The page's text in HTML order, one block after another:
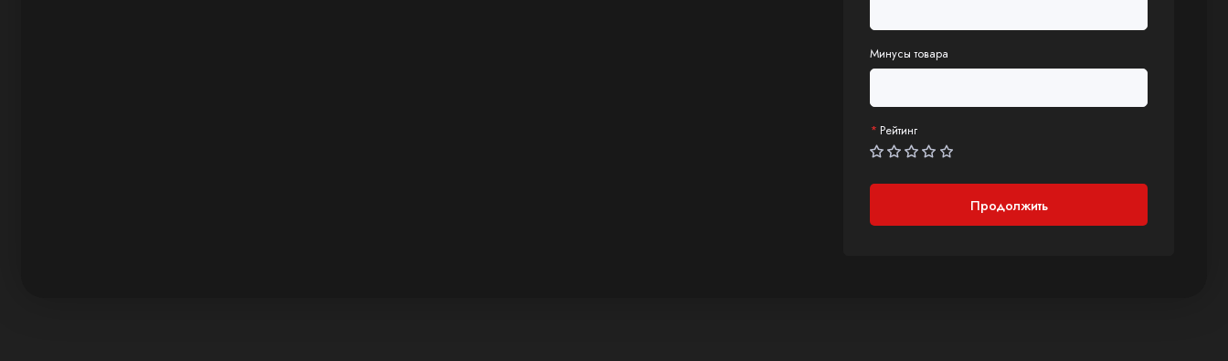
Минусы товара
Рейтинг
Продолжить